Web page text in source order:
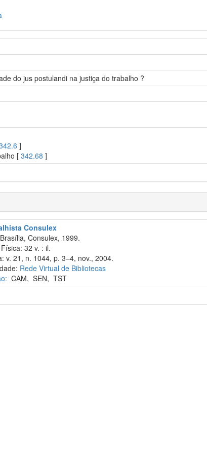
do jus postulandi na justiça do trabalho ?
]
[342.68 ]
Consulex
Consulex, 1999.
32 v. : il.
v. 21, n. 1044, p. 3–4, nov., 2004.
Rede Virtual de Bibliotecas
CAM,SEN,TST